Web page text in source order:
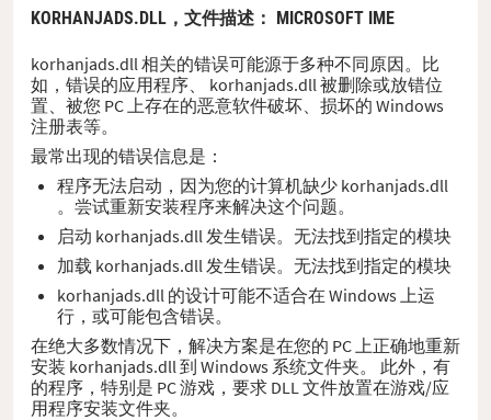
KORHANJADS.DLL， 文件描述 ： MICROSOFT IME
korhanjads.dll 相关的错误可能源于多种不同原因。比
如，错误的应用程序、 korhanjads.dll 被删除或放错位
置、被您 PC 上存在的恶意软件破坏、损坏的 Windows
注册表等。
最常出现的错误信息是：
程序无法启动，因为您的计算机缺少 korhanjads.dll
。尝试重新安装程序来解决这个问题。
启动 korhanjads.dll 发生错误。无法找到指定的模块
加载 korhanjads.dll 发生错误。无法找到指定的模块
korhanjads.dll 的设计可能不适合在 Windows 上运
行，或可能包含错误。
在绝大多数情况下，解决方案是在您的 PC 上正确地重新
安装 korhanjads.dll 到 Windows 系统文件夹。 此外，有
的程序，特别是 PC 游戏，要求 DLL 文件放置在游戏/应
用程序安装文件夹。